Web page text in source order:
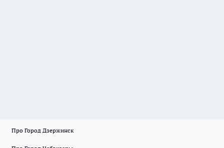
Про Город Дзержинск